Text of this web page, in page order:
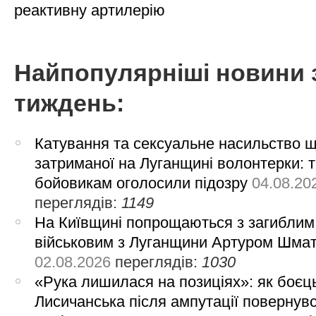
реактивну артилерію
Найпопулярніші новини
тиждень:
Катування та сексуальне насильство
затриманої на Луганщині волонтерки:
бойовикам оголосили підозру
переглядів: 1149
На Київщині попрощаються з загиблим
військовим з Луганщини Артуром
02.08.2026 переглядів: 1030
«Рука лишилася на позиціях»: як
Лисичанська після ампутації